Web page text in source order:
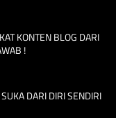
KONTEN BLOG DARI
!
DARI DIRI SENDIRI